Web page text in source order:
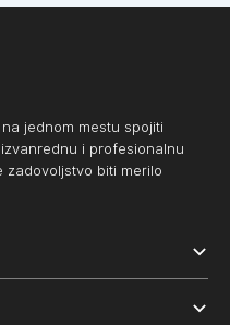
jednom mestu spojiti
i profesionalnu
zadovoljstvo biti merilo